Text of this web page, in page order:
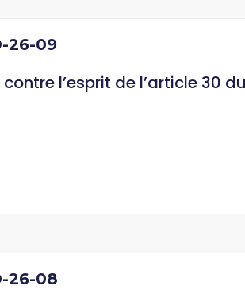
26-09
l’esprit de l’article 30 du
26-08